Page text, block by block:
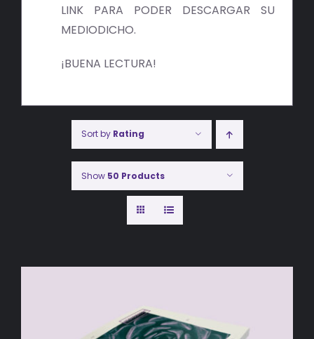
LINK PARA PODER DESCARGAR SU
MEDIODICHO.
¡BUENA LECTURA!
Sort by Rating
Show 50 Products